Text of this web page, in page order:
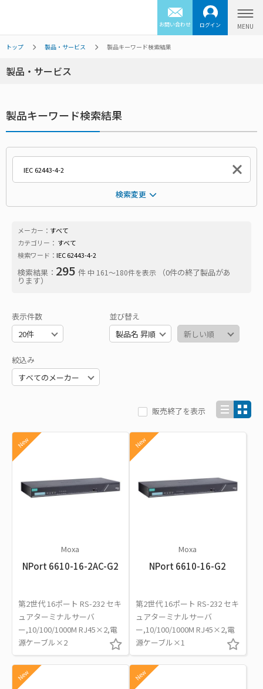
お問い合わせ ログイン
トップ 製品・サービス 製品キーワード検索結果
製品・サービス
製品キーワード検索結果
検索変更
メーカー： すべて
カテゴリー： すべて
検索ワード： IEC 62443-4-2
検索結果： 295 件 中 161〜180件を表示 （0件の終了製品があ
ります）
表示件数 並び替え
絞込み
販売終了を表示
New
Moxa
NPort 6610-16-2AC-G2
第2世代 16ポート RS-232 セキ
ュアターミナルサーバ
ー,10/100/1000M RJ45×2,電
源ケーブル×2
New
Moxa
NPort 6610-16-G2
第2世代 16ポート RS-232 セキ
ュアターミナルサーバ
ー,10/100/1000M RJ45×2,電
源ケーブル×1
New New